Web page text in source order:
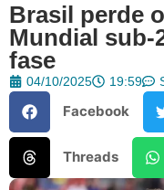
Brasil perde
Mundial sub-
fase
04/10/2025 19:59
Facebook
Threads